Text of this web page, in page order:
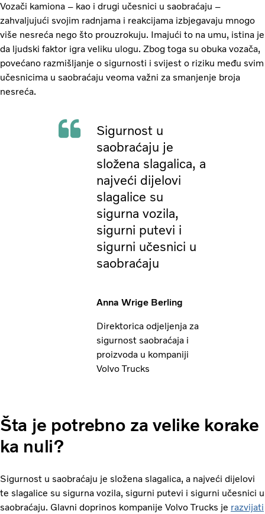
Vozači kamiona – kao i drugi učesnici u saobraćaju –
zahvaljujući svojim radnjama i reakcijama izbjegavaju mnogo
više nesreća nego što prouzrokuju. Imajući to na umu, istina je
da ljudski faktor igra veliku ulogu. Zbog toga su obuka vozača,
povećano razmišljanje o sigurnosti i svijest o riziku među svim
učesnicima u saobraćaju veoma važni za smanjenje broja
nesreća.
Sigurnost u
saobraćaju je
složena slagalica, a
najveći dijelovi
slagalice su
sigurna vozila,
sigurni putevi i
sigurni učesnici u
saobraćaju
Anna Wrige Berling
Direktorica odjeljenja za
sigurnost saobraćaja i
proizvoda u kompaniji
Volvo Trucks
Šta je potrebno za velike korake
ka nuli?
Sigurnost u saobraćaju je složena slagalica, a najveći dijelovi
te slagalice su sigurna vozila, sigurni putevi i sigurni učesnici u
saobraćaju. Glavni doprinos kompanije Volvo Trucks je razvijati